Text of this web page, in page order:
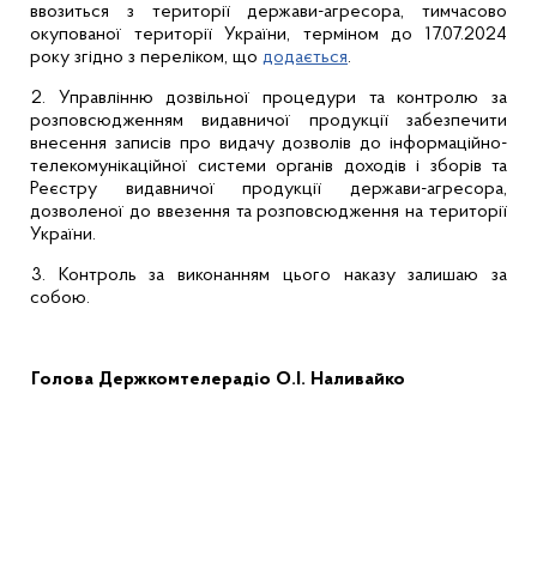
ввозиться з території держави-агресора, тимчасово
окупованої території України, терміном до 17.07.2024
року згідно з переліком, що додається.
2. Управлінню дозвільної процедури та контролю за
розповсюдженням видавничої продукції забезпечити
внесення записів про видачу дозволів до інформаційно-
телекомунікаційної системи органів доходів і зборів та
Реєстру видавничої продукції держави-агресора,
дозволеної до ввезення та розповсюдження на території
України.
3. Контроль за виконанням цього наказу залишаю за
собою.
Голова Держкомтелерадіо О.І. Наливайко